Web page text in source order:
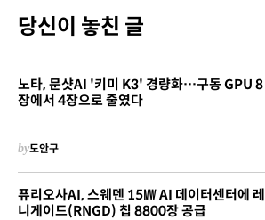
당신이 놓친 글
노타, 문샷AI '키미 K3' 경량화…구동 GPU 8
장에서 4장으로 줄였다
by도안구
퓨리오사AI, 스웨덴 15㎿ AI 데이터센터에 레
니게이드(RNGD) 칩 8800장 공급